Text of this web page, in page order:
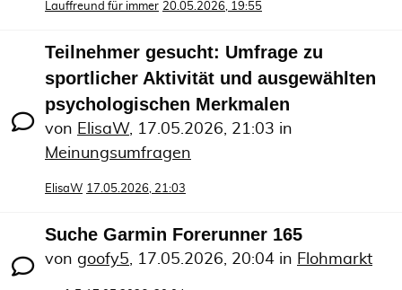
Lauffreund für immer 20.05.2026, 19:55
Teilnehmer gesucht: Umfrage zu
sportlicher Aktivität und ausgewählten
psychologischen Merkmalen
von ElisaW, 17.05.2026, 21:03 in
Meinungsumfragen
ElisaW 17.05.2026, 21:03
Suche Garmin Forerunner 165
von goofy5, 17.05.2026, 20:04 in Flohmarkt